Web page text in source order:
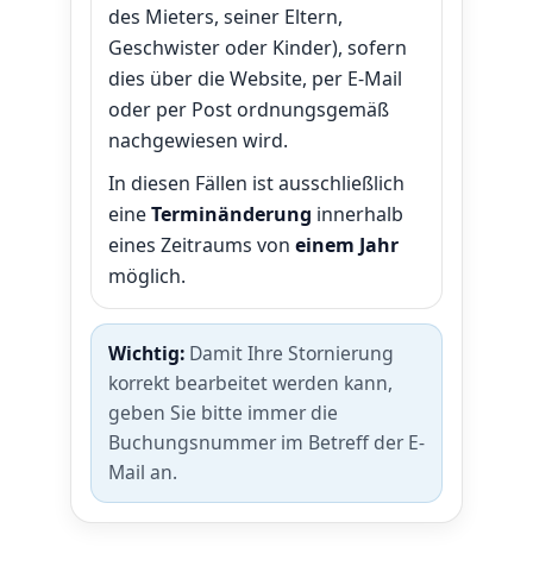
des Mieters, seiner Eltern,
Geschwister oder Kinder), sofern
dies über die Website, per E-Mail
oder per Post ordnungsgemäß
nachgewiesen wird.
In diesen Fällen ist ausschließlich
eineTerminänderung innerhalb
eines Zeitraums von einem Jahr
möglich.
Wichtig: Damit Ihre Stornierung
korrekt bearbeitet werden kann,
geben Sie bitte immer die
Buchungsnummer im Betreff der E-
Mail an.